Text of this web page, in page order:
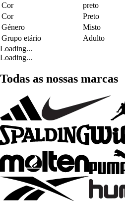
Cor
preto
Cor
Preto
Género
Misto
Grupo etário
Adulto
Loading...
Loading...
Todas as nossas marcas